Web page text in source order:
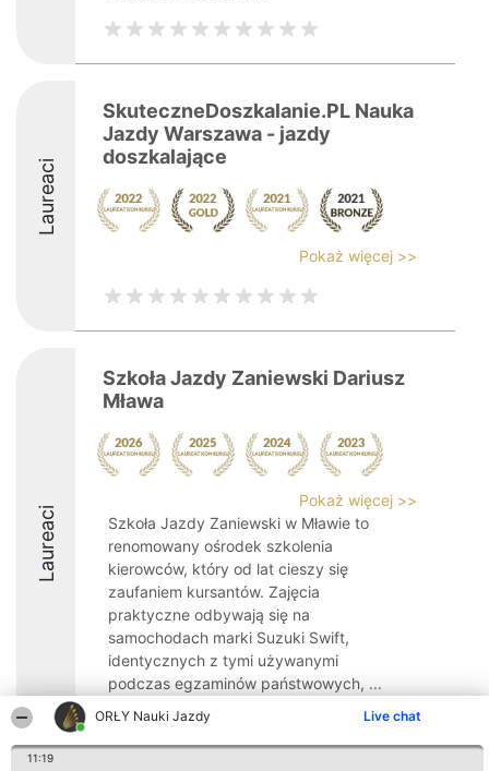
ORŁY Nauki Jazdy Live chat
11:19
Laureaci
SkuteczneDoszkalanie.PL Nauka
Jazdy Warszawa - jazdy
doszkalające
Pokaż więcej >>
Laureaci
Szkoła Jazdy Zaniewski Dariusz
Mława
Pokaż więcej >>
Szkoła Jazdy Zaniewski w Mławie to
renomowany ośrodek szkolenia
kierowców, który od lat cieszy się
zaufaniem kursantów. Zajęcia
praktyczne odbywają się na
samochodach marki Suzuki Swift,
identycznych z tymi używanymi
podczas egzaminów państwowych, ...
8.8